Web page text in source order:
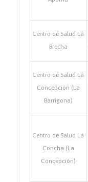
Centro de Salud La
Brecha
Centro de Salud La
Concepción (La
Barrigona)
Centro de Salud La
Concha (La
Concepción)